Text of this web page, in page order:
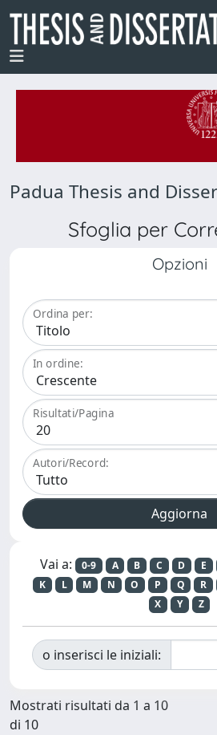
Padua Thesis and
Sfoglia per
Opzioni
Ordina per:
In ordine:
Risultati/Pagina
Autori/Record:
Vai a: 0-9 A B C D E
K
L M N O P Q R
X
Y Z
o inserisci le iniziali:
Mostrati risultati da 1 a 10
di 10